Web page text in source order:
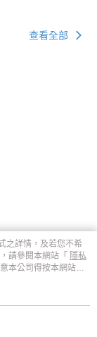
查看全部
之詳情，及若您不希
請參閱本網站「 隱私
本公司得按本網站使